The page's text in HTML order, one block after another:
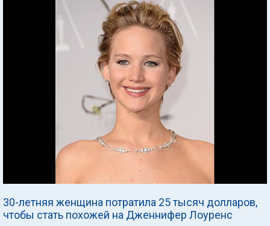
30-летняя женщина потратила 25 тысяч долларов,
чтобы стать похожей на Дженнифер Лоуренс